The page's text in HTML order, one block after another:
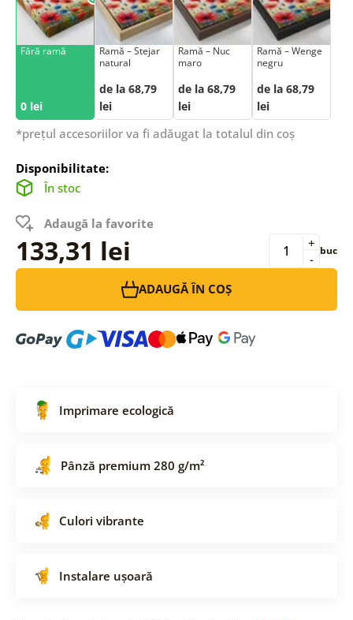
Fără ramă
0 lei
Ramă – Stejar
natural
de la 68,79
lei
Ramă – Nuc
maro
de la 68,79
lei
Ramă – Wenge
negru
de la 68,79
lei
*prețul accesoriilor va fi adăugat la totalul din coș
Disponibilitate:
În stoc
Adaugă la favorite
133,31 lei -
+ buc
ADAUGĂ ÎN COȘ
Imprimare ecologică
Pânză premium 280 g/m²
Culori vibrante
Instalare ușoară